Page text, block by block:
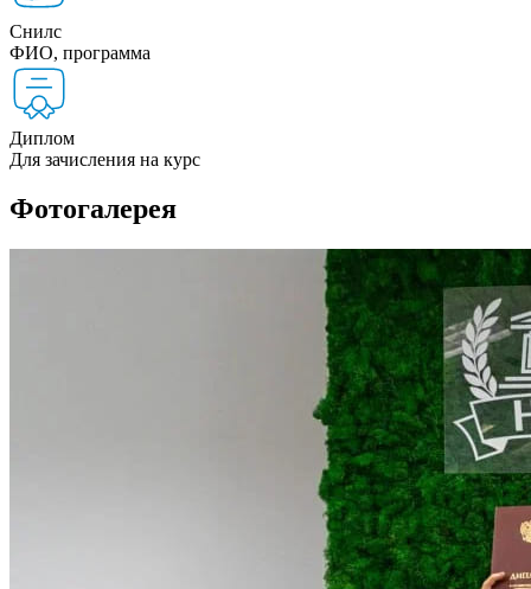
Снилс
ФИО, программа
Диплом
Для зачисления на курс
Фотогалерея